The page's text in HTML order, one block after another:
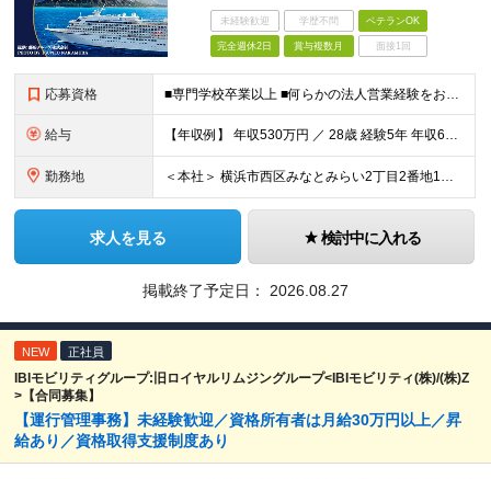
未経験歓迎 学歴不問 ベテランOK
完全週休2日 賞与複数月 面接1回
応募資格 ■専門学校卒業以上 ■何らかの法人営業経験をお持ちの方（※業界・年数不問） ※20代中盤～30代が活躍中の環境です！ ＜以下の経験・志向をお持ちの方は大歓迎です＞ ◎旅行会社・旅行代理店での営業経験
給与 【年収例】 年収530万円 ／ 28歳 経験5年 年収630万円 ／ 34歳 経験10年 ◆月給：26万4000円～36万6000円＋賞与年2回（昨年度実績：4ヶ月分）＋各種手当 ※初年度想定年収：
勤務地 ＜本社＞ 横浜市西区みなとみらい2丁目2番地1号 横浜ランドマークタワー47階 ◎週1～2回程度の在宅勤務（リモートワーク）あり ※業務に関連した国内外への出張・乗船があります ＼ここがPOINT／
求人を見る 検討中に入れる
掲載終了予定日： 2026.08.27
NEW 正社員
IBIモビリティグループ:旧ロイヤルリムジングループ<IBIモビリティ(株)/(株)Z
>【合同募集】
【運行管理事務】未経験歓迎／資格所有者は月給30万円以上／昇
給あり／資格取得支援制度あり